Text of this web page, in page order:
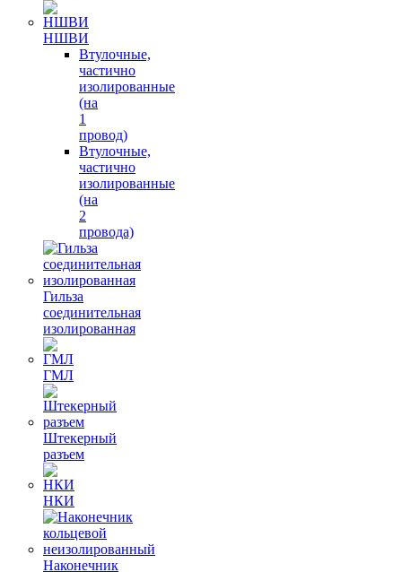
НШВИ
Втулочные,
частично
изолированные
(на
1
провод)
Втулочные,
частично
изолированные
(на
2
провода)
Гильза
соединительная
изолированная
ГМЛ
Штекерный
разъем
НКИ
Наконечник